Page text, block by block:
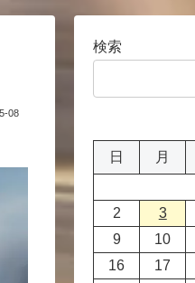
08
検索
日
月
2
3
9
10
16
17